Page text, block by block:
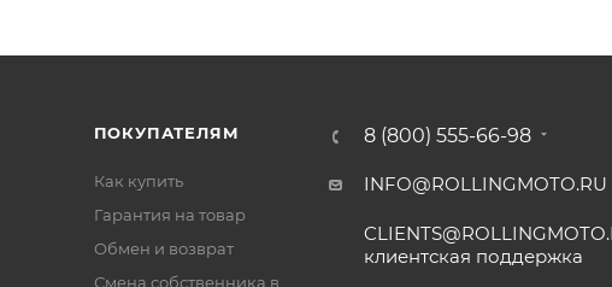
ПОКУПАТЕЛЯМ
Как купить
Гарантия на товар
Обмен и возврат
Смена собственника в
8 (800) 555-66-98
INFO@ROLLINGMOTO.RU
клиентская поддержка